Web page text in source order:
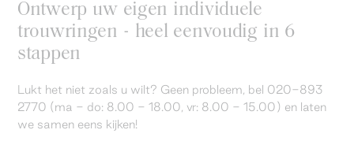
Ontwerp uw eigen individuele
trouwringen - heel eenvoudig in 6
stappen
Lukt het niet zoals u wilt? Geen probleem, bel 020-893
2770 (ma - do: 8.00 - 18.00, vr: 8.00 - 15.00) en laten
we samen eens kijken!